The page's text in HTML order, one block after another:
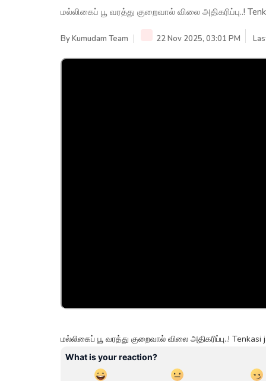
மல்லிகைப் பூ வரத்து குறைவால் விலை அதிகரிப்பு..!
ByKumudam Team 22 Nov 2025, 03:01 PM
மல்லிகைப் பூ வரத்து குறைவால் விலை அதிகரிப்பு..!